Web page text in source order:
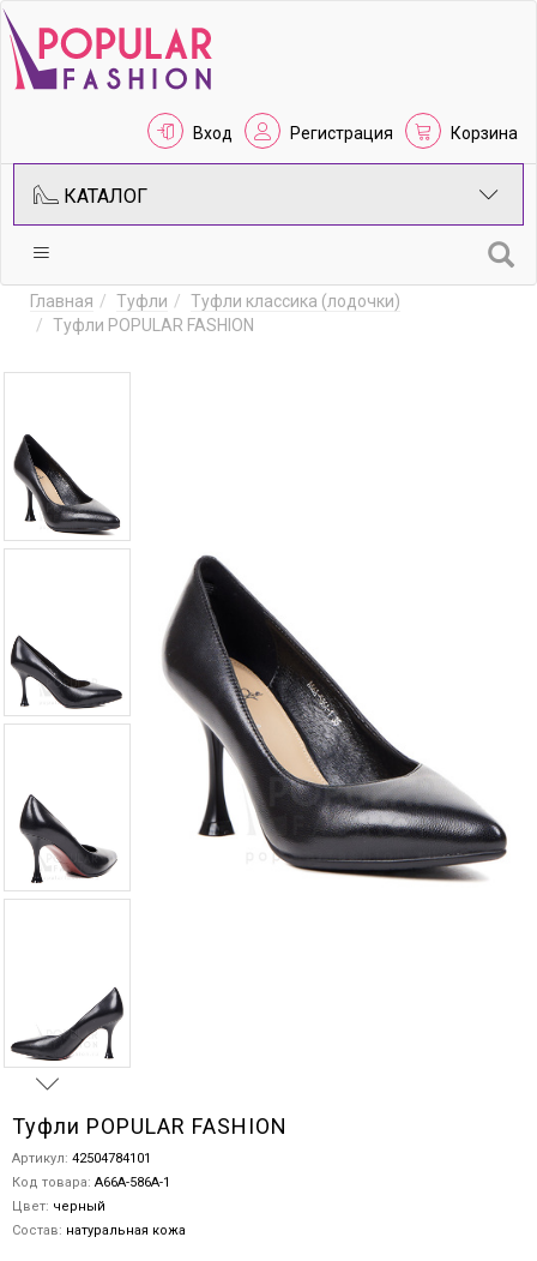
Вход Регистрация Корзина
КАТАЛОГ
Главная Туфли
Туфли классика (лодочки)
Туфли POPULAR FASHION
Туфли POPULAR FASHION
Артикул: 42504784101
Код товара: A66A-586A-1
Цвет: черный
Состав: натуральная кожа